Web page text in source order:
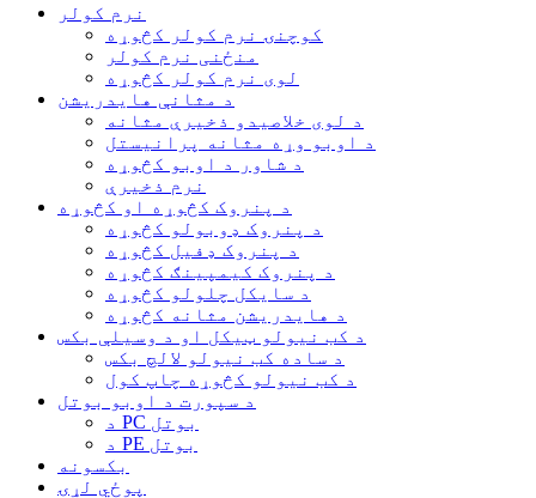
نرم کولر
کوچنۍ نرم کولر کڅوړه
منځنی نرم کولر
لوی نرم کولر کڅوړه
د مثانې هایدریشن
د لوی خلاصیدو ذخیرې مثانه
د اوبو وړه مثانه پرانیستل
د شاور د اوبو کڅوړه
نرم ذخیرې
د پنروک کڅوړه او کڅوړه
د پنروک ډوبولو کڅوړه
د پنروک ډفیل کڅوړه
د پنروک کیمپینګ کڅوړه
د سایکل چلولو کڅوړه
د هایدریشن مثانه کڅوړه
د کب نیولو ټیکل او د وسیلې بکس
د ساده کب نیولو لالچ بکس
د کب نیولو کڅوړه چاپ کول
د سپورت د اوبو بوتل
د PC بوتل
د PE بوتل
بکسونه
پوځي لړۍ